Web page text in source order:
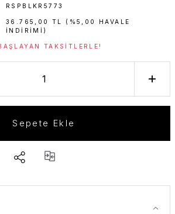
RSPBLKR5773
36.765,00 TL (%5,00 HAVALE
INDIRIMI)
TAKSITLERLE!
Sepete Ekle